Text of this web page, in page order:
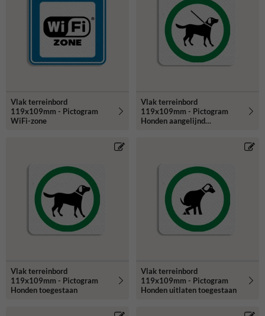
Vlak terreinbord
119x109mm - Pictogram
WiFi-zone
Vlak terreinbord
119x109mm - Pictogram
Honden aangelijnd
Vlak terreinbord
119x109mm - Pictogram
Honden toegestaan
Vlak terreinbord
119x109mm - Pictogram
Honden uitlaten toegestaan